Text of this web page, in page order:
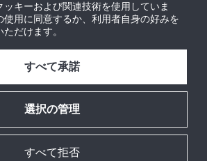
イト
キーおよび関連技術を使用していま
使用に同意するか、利用者自身の好みを
だけます。
選択の管理
すべて承諾
すべて拒否